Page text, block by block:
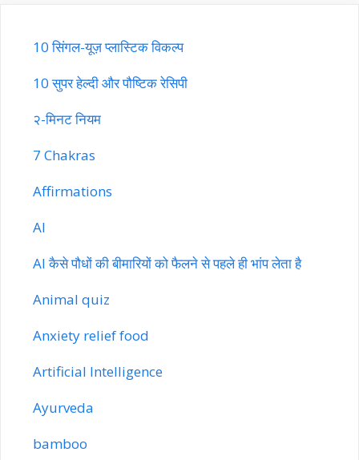
10 सिंगल-यूज़ प्लास्टिक विकल्प
10 सुपर हेल्दी और पौष्टिक रेसिपी
२-मिनट नियम
7 Chakras
Affirmations
AI
AI कैसे पौधों की बीमारियों को फैलने से पहले ही भांप लेता है
Animal quiz
Anxiety relief food
Artificial Intelligence
Ayurveda
bamboo